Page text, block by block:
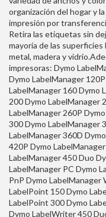
organización del hogar y
impresión por
Retira las etiquetas sin
mayoría de las superficies
metal, madera y
impresoras: Dymo
Dymo LabelManager
LabelManager 160 Dymo
200 Dymo LabelManager
LabelManager 260P
300 Dymo LabelManager
LabelManager 360D
420P Dymo
LabelManager 450 Duo
LabelManager PC Dymo
PnP Dymo LabelManager
LabelPoint 150 Dymo
LabelPoint 300 Dymo
Dymo LabelWriter 450